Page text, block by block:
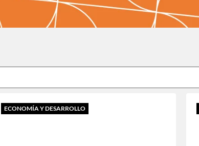
ECONOMÍA Y DESARROLLO